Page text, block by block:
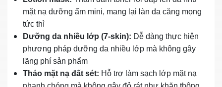
mặt nạ dưỡng ẩm mini, mang lại làn da căng mọng
tức thì
Dưỡng da nhiều lớp (7-skin): Dễ dàng thực hiện
phương pháp dưỡng da nhiều lớp mà không gây
lãng phí sản phẩm
Tháo mặt nạ đất sét: Hỗ trợ làm sạch lớp mặt nạ